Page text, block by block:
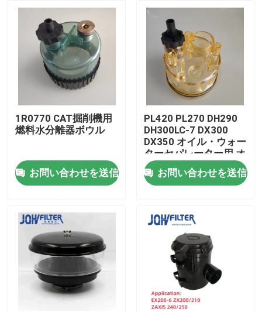
家へ
製品
ビデオ
わたしたち に つい て
1R0770 CAT掘削機用
燃料水分離器ボウル
お問い合わせを送信
PL420 PL270 DH290
DH300LC-7 DX300
DX350 オイル・ウォー
ターセパレーター用 オ
イル・ウォーターカッ
プ お問い合わせを送信